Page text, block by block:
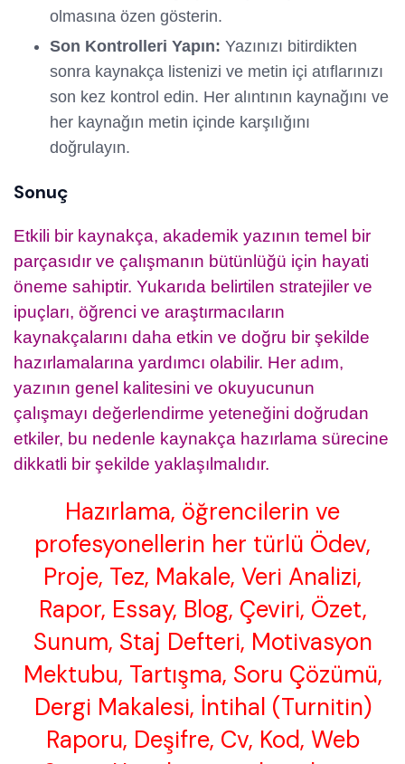
olmasına özen gösterin.
Son Kontrolleri Yapın: Yazınızı bitirdikten
sonra kaynakça listenizi ve metin içi atıflarınızı
son kez kontrol edin. Her alıntının kaynağını ve
her kaynağın metin içinde karşılığını
doğrulayın.
Sonuç
Etkili bir kaynakça, akademik yazının temel bir
parçasıdır ve çalışmanın bütünlüğü için hayati
öneme sahiptir. Yukarıda belirtilen stratejiler ve
ipuçları, öğrenci ve araştırmacıların
kaynakçalarını daha etkin ve doğru bir şekilde
hazırlamalarına yardımcı olabilir. Her adım,
yazının genel kalitesini ve okuyucunun
çalışmayı değerlendirme yeteneğini doğrudan
etkiler, bu nedenle kaynakça hazırlama sürecine
dikkatli bir şekilde yaklaşılmalıdır.
Hazırlama, öğrencilerin ve
profesyonellerin her türlü Ödev,
Proje, Tez, Makale, Veri Analizi,
Rapor, Essay, Blog, Çeviri, Özet,
Sunum, Staj Defteri, Motivasyon
Mektubu, Tartışma, Soru Çözümü,
Dergi Makalesi, İntihal (Turnitin)
Raporu, Deşifre, Cv, Kod, Web